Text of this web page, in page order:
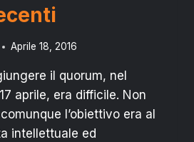
Aprile 18, 2016
il quorum, nel
aprile, era difficile. Non
l’obiettivo era al
intellettuale ed